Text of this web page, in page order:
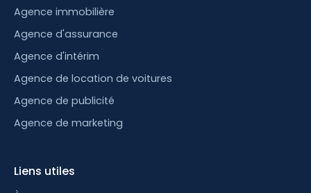
Agence immobilière
Agence d'assurance
Agence d'intérim
Agence de location de voitures
Agence de publicité
Agence de marketing
Liens utiles